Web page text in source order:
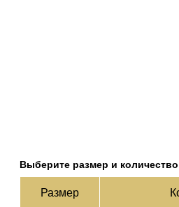
Выберите размер и
Раз­мер